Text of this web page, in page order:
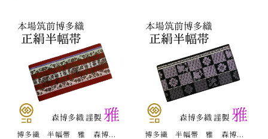
博多織 半幅帯 雅 森博多
博多織 半幅帯 雅 森博多